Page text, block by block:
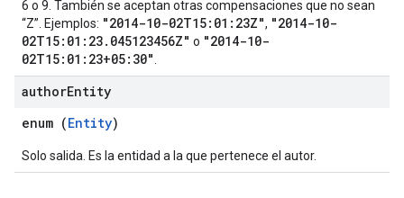
6 o 9. También se aceptan otras compensaciones que no sean
“Z”. Ejemplos: "2014-10-02T15:01:23Z", "2014-10-
02T15:01:23.045123456Z" o "2014-10-
02T15:01:23+05:30"
authorEntity
enum (Entity)
Solo salida. Es la entidad a la que pertenece el autor.